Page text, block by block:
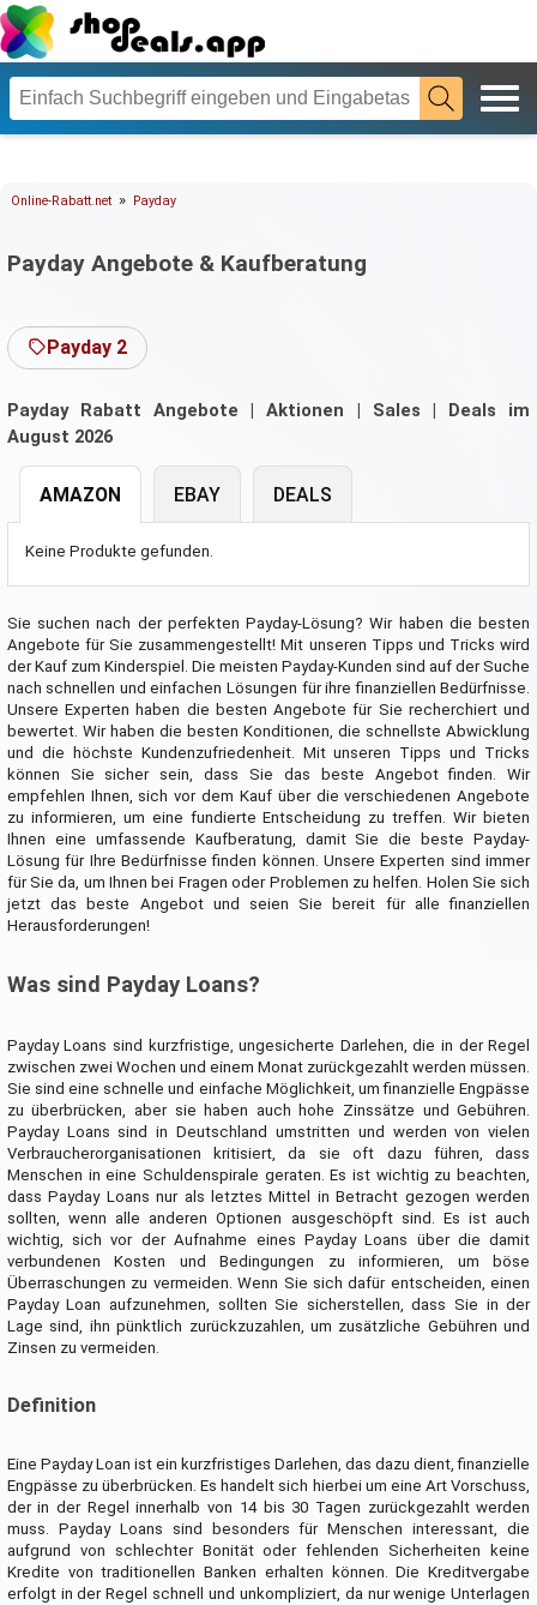
Online-Rabatt.net » Payday
Payday Angebote & Kaufberatung
Payday 2
Payday Rabatt Angebote | Aktionen | Sales | Deals im
August 2026
AMAZON
Keine Produkte gefunden.
EBAY DEALS
Sie suchen nach der perfekten Payday-Lösung? Wir haben die besten
Angebote für Sie zusammengestellt! Mit unseren Tipps und Tricks wird
der Kauf zum Kinderspiel. Die meisten Payday-Kunden sind auf der Suche
nach schnellen und einfachen Lösungen für ihre finanziellen Bedürfnisse.
Unsere Experten haben die besten Angebote für Sie recherchiert und
bewertet. Wir haben die besten Konditionen, die schnellste Abwicklung
und die höchste Kundenzufriedenheit. Mit unseren Tipps und Tricks
können Sie sicher sein, dass Sie das beste Angebot finden. Wir
empfehlen Ihnen, sich vor dem Kauf über die verschiedenen Angebote
zu informieren, um eine fundierte Entscheidung zu treffen. Wir bieten
Ihnen eine umfassende Kaufberatung, damit Sie die beste Payday-
Lösung für Ihre Bedürfnisse finden können. Unsere Experten sind immer
für Sie da, um Ihnen bei Fragen oder Problemen zu helfen. Holen Sie sich
jetzt das beste Angebot und seien Sie bereit für alle finanziellen
Herausforderungen!
Was sind Payday Loans?
Payday Loans sind kurzfristige, ungesicherte Darlehen, die in der Regel
zwischen zwei Wochen und einem Monat zurückgezahlt werden müssen.
Sie sind eine schnelle und einfache Möglichkeit, um finanzielle Engpässe
zu überbrücken, aber sie haben auch hohe Zinssätze und Gebühren.
Payday Loans sind in Deutschland umstritten und werden von vielen
Verbraucherorganisationen kritisiert, da sie oft dazu führen, dass
Menschen in eine Schuldenspirale geraten. Es ist wichtig zu beachten,
dass Payday Loans nur als letztes Mittel in Betracht gezogen werden
sollten, wenn alle anderen Optionen ausgeschöpft sind. Es ist auch
wichtig, sich vor der Aufnahme eines Payday Loans über die damit
verbundenen Kosten und Bedingungen zu informieren, um böse
Überraschungen zu vermeiden. Wenn Sie sich dafür entscheiden, einen
Payday Loan aufzunehmen, sollten Sie sicherstellen, dass Sie in der
Lage sind, ihn pünktlich zurückzuzahlen, um zusätzliche Gebühren und
Zinsen zu vermeiden.
Definition
Eine Payday Loan ist ein kurzfristiges Darlehen, das dazu dient, finanzielle
Engpässe zu überbrücken. Es handelt sich hierbei um eine Art Vorschuss,
der in der Regel innerhalb von 14 bis 30 Tagen zurückgezahlt werden
muss. Payday Loans sind besonders für Menschen interessant, die
aufgrund von schlechter Bonität oder fehlenden Sicherheiten keine
Kredite von traditionellen Banken erhalten können. Die Kreditvergabe
erfolgt in der Regel schnell und unkompliziert, da nur wenige Unterlagen